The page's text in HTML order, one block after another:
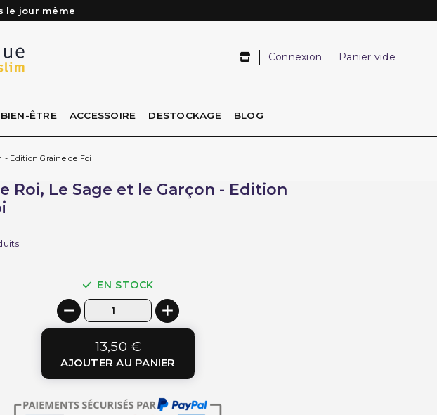
notre FAQ
(lun au Vend)
Connexion Panier vide
BIEN-ÊTRE ACCESSOIRE DESTOCKAGE BLOG
- Edition Graine de Foi
Roi, Le Sage et le Garçon - Edition
EN STOCK
13,50 €
AJOUTER AU PANIER